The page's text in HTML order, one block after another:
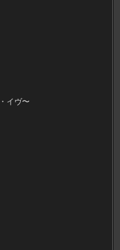
イヴ〜